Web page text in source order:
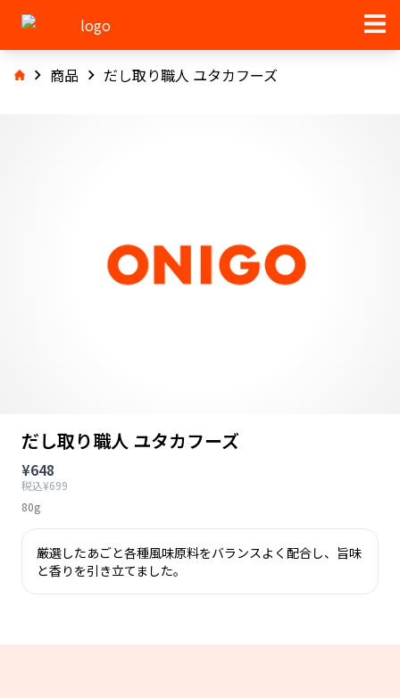
商品 だし取り職人 ユタカフーズ
だし取り職人 ユタカフーズ
¥648
税込¥699
80g
厳選したあごと各種風味原料をバランスよく配合し、旨味
と香りを引き立てました。